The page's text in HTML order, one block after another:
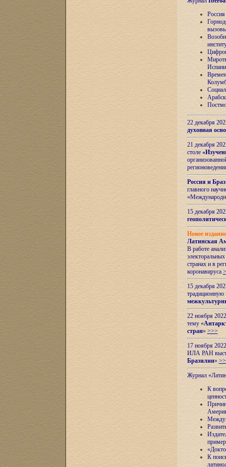
22 декабря
духовная
21 декабря
столе
Россия и
главного
15 декабря
Новое
Латинская
В работе
странах и в
коронавируса
15 декабря
22 ноября
тему «
стран» >>>
17 ноября
ИЛА РАН
Бразилии»
Журнал
К
К